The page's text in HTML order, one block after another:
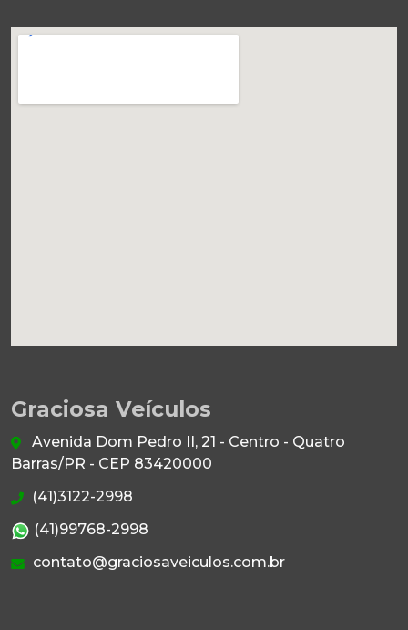
Graciosa Veículos
Avenida Dom Pedro II, 21 - Centro - Quatro
Barras/PR - CEP 83420000
(41)3122-2998
(41)99768-2998
contato@graciosaveiculos.com.br